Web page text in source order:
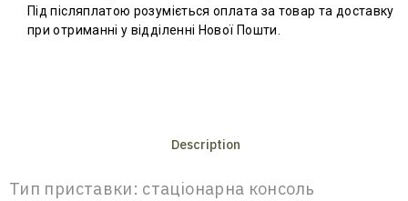
Під післяплатою розуміється оплата за товар та доставку
при отриманні у відділенні Нової Пошти.
Description
Тип приставки: стаціонарна консоль